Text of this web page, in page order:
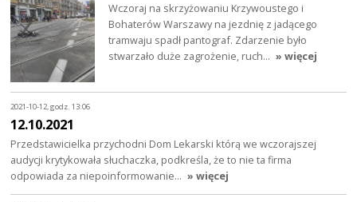
Wczoraj na skrzyżowaniu Krzywoustego i
Bohaterów Warszawy na jezdnię z jadącego
tramwaju spadł pantograf. Zdarzenie było
stwarzało duże zagrożenie, ruch… » więcej
2021-10-12, godz. 13:06
12.10.2021
Przedstawicielka przychodni Dom Lekarski którą we wczorajszej
audycji krytykowała słuchaczka, podkreśla, że to nie ta firma
odpowiada za niepoinformowanie… » więcej